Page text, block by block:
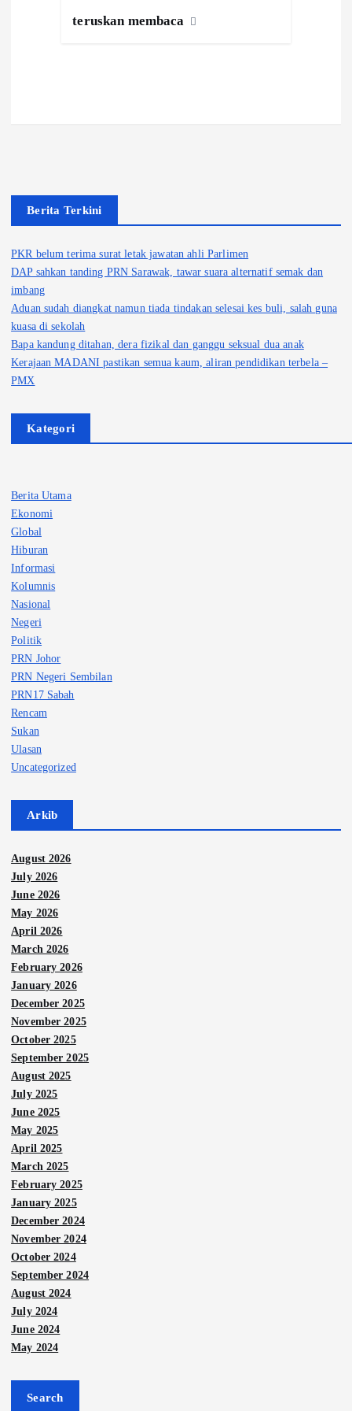
teruskan membaca
Berita Terkini
PKR belum terima surat letak jawatan ahli Parlimen
DAP sahkan tanding PRN Sarawak, tawar suara alternatif semak dan
imbang
Aduan sudah diangkat namun tiada tindakan selesai kes buli, salah guna
kuasa di sekolah
Bapa kandung ditahan, dera fizikal dan ganggu seksual dua anak
Kerajaan MADANI pastikan semua kaum, aliran pendidikan terbela –
PMX
Kategori
Berita Utama
Ekonomi
Global
Hiburan
Informasi
Kolumnis
Nasional
Negeri
Politik
PRN Johor
PRN Negeri Sembilan
PRN17 Sabah
Rencam
Sukan
Ulasan
Uncategorized
Arkib
August 2026
July 2026
June 2026
May 2026
April 2026
March 2026
February 2026
January 2026
December 2025
November 2025
October 2025
September 2025
August 2025
July 2025
June 2025
May 2025
April 2025
March 2025
February 2025
January 2025
December 2024
November 2024
October 2024
September 2024
August 2024
July 2024
June 2024
May 2024
Search
Nege